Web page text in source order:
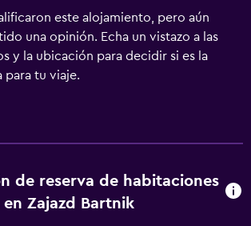
este alojamiento, pero aún
una opinión. Echa un vistazo a las
y la ubicación para decidir si es la
para tu viaje.
de reserva de habitaciones
en Zajazd Bartnik